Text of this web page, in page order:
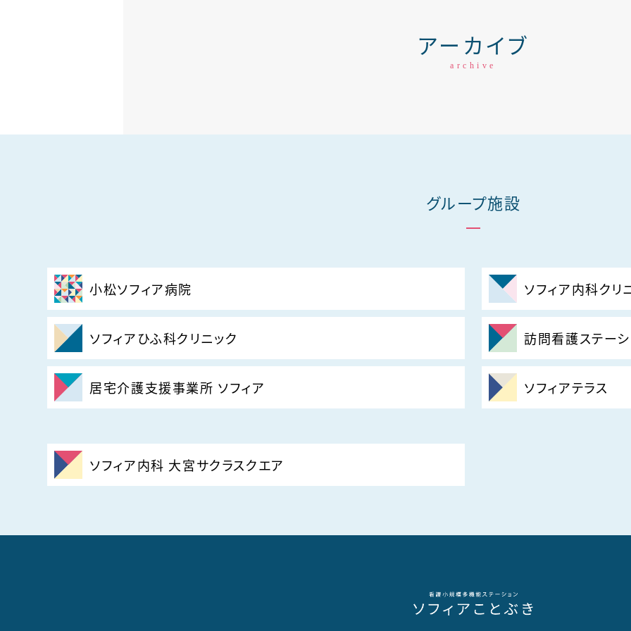
アーカイブ
archive
グループ施設
小松ソフィア病院 ソフィア内科クリ
ソフィアひふ科クリニック 訪問看護ステー
居宅介護支援事業所 ソフィア ソフィアテラス
ソフィア内科 大宮サクラスクエア